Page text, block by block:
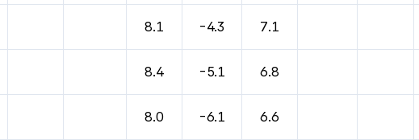
8.1 -4.3 7.1
8.4 -5.1 6.8
8.0 -6.1 6.6